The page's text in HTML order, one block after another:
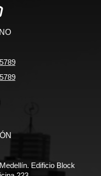
Edificio Block